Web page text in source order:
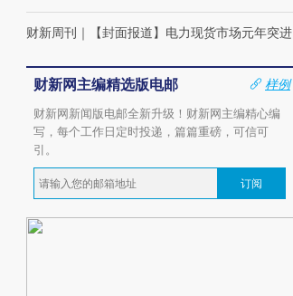
财新周刊 ｜ 【封面报道】电力现货市场元年突进
财新网主编精选版电邮
样例
财新网新闻版电邮全新升级！财新网主编精心编
写，每个工作日定时投递，篇篇重磅，可信可
引。
订阅